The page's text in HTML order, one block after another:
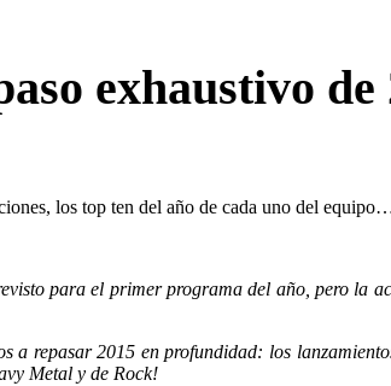
exhaustivo de
los top ten del año de cada uno del
para el primer programa del año, pero la
repasar 2015 en profundidad: los
Metal y de Rock!